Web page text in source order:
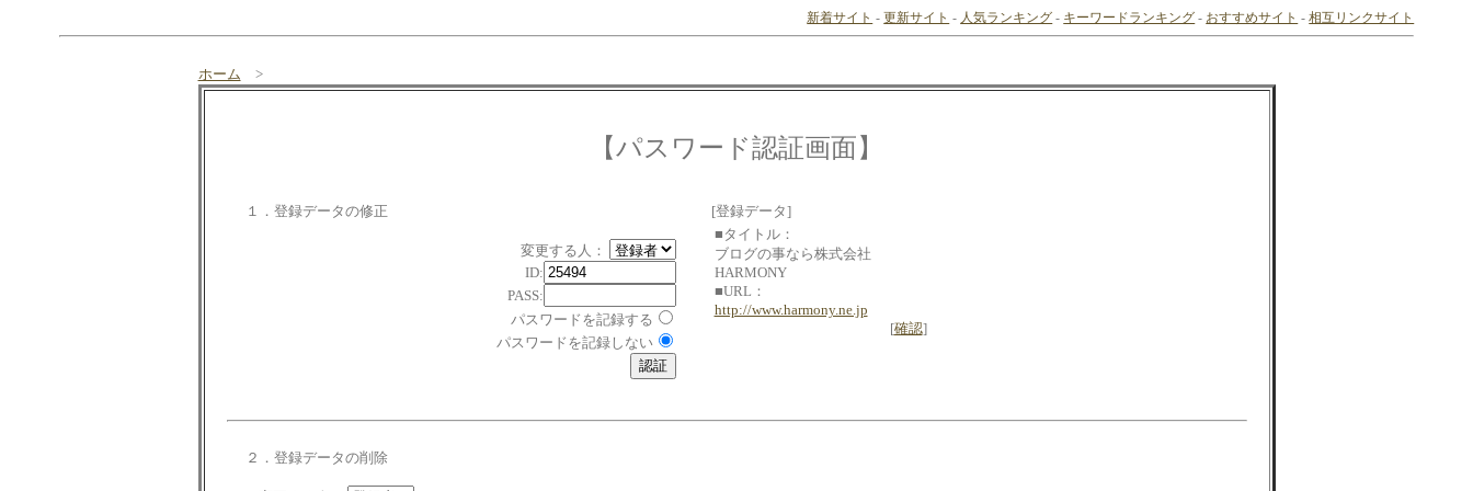
新着サイト -更新サイト - 人気ランキング - キーワードランキング - おすすめサイト -相互リンクサイト
ホーム >
【パスワード認証画面】
１．登録データの修正
変更する人：
ID:
PASS:
パスワードを記録する
パスワードを記録しない
[登録データ]
■タイトル：
ブログの事なら株式会社
HARMONY
■URL：
http://www.harmony.ne.jp
[確認]
２．登録データの削除